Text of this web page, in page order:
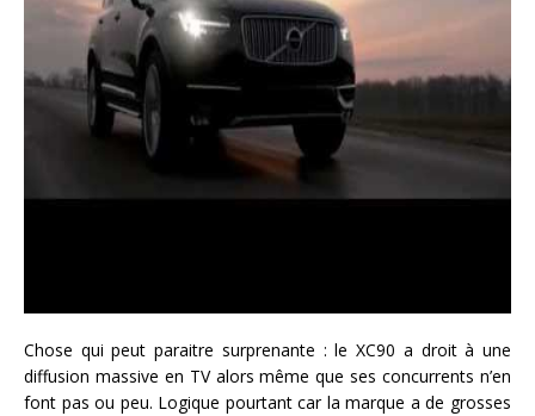
Chose qui peut paraitre surprenante : le XC90 a droit à une
diffusion massive en TV alors même que ses concurrents n’en
font pas ou peu. Logique pourtant car la marque a de grosses